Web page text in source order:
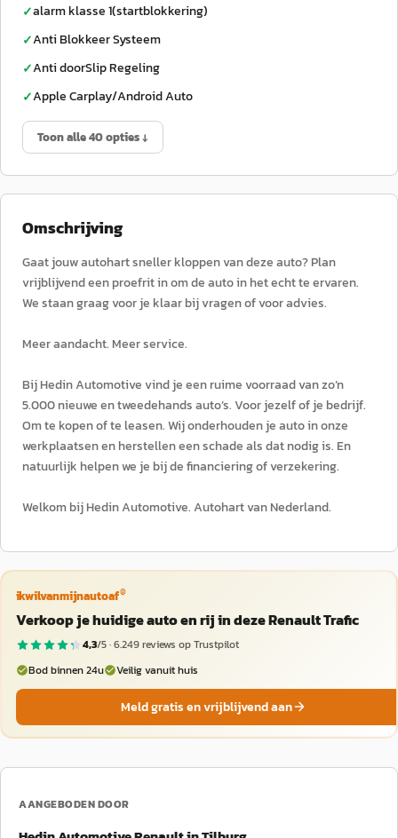
✓alarm klasse 1(startblokkering)
✓Anti Blokkeer Systeem
✓Anti doorSlip Regeling
✓Apple Carplay/Android Auto
Toon alle 40 opties ↓
Omschrijving
Gaat jouw autohart sneller kloppen van deze auto? Plan
vrijblijvend een proefrit in om de auto in het echt te ervaren.
We staan graag voor je klaar bij vragen of voor advies.
Meer aandacht. Meer service.
Bij Hedin Automotive vind je een ruime voorraad van zo’n
5.000 nieuwe en tweedehands auto’s. Voor jezelf of je bedrijf.
Om te kopen of te leasen. Wij onderhouden je auto in onze
werkplaatsen en herstellen een schade als dat nodig is. En
natuurlijk helpen we je bij de financiering of verzekering.
Welkom bij Hedin Automotive. Autohart van Nederland.
ikwilvanmijnautoaf®
Verkoop je huidige auto en rij in deze Renault Trafic
4,3/5 ·6.249reviews op Trustpilot
Bod binnen 24u
Veilig vanuit huis
Meld gratis en vrijblijvend aan
AANGEBODEN DOOR